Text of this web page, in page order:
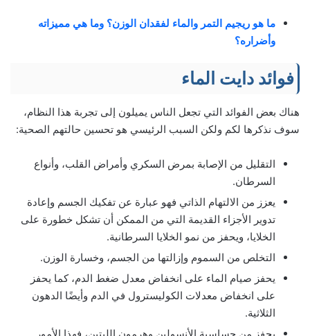
ما هو ريجيم التمر والماء لفقدان الوزن؟ وما هي مميزاته
وأضراره؟
فوائد دايت الماء
هناك بعض الفوائد التي تجعل الناس يميلون إلى تجربة هذا النظام،
سوف نذكرها لكم ولكن السبب الرئيسي هو تحسين حالتهم الصحية:
التقليل من الإصابة بمرض السكري وأمراض القلب، وأنواع
السرطان.
يعزز من الالتهام الذاتي فهو عبارة عن تفكيك الجسم وإعادة
تدوير الأجزاء القديمة التي من الممكن أن تشكل خطورة على
الخلايا، ويحفز من نمو الخلايا السرطانية.
التخلص من السموم وإزالتها من الجسم، وخسارة الوزن.
يحفز صيام الماء على انخفاض معدل ضغط الدم، كما يحفز
على انخفاض معدلات الكوليسترول في الدم وأيضًا الدهون
الثلاثية.